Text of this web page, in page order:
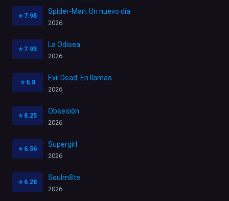
⭐ 7.98
Spider-Man: Un nuevo día
2026
⭐ 7.95
La Odisea
2026
⭐ 6.8
Evil Dead: En llamas
2026
⭐ 8.25
Obsesión
2026
⭐ 6.56
Supergirl
2026
⭐ 6.28
Soulm8te
2026